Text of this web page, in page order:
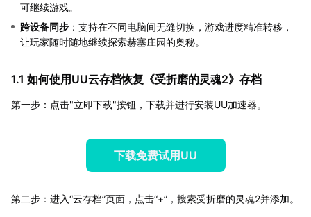
可继续游戏。
跨设备同步 ：支持在不同电脑间无缝切换，游戏进度精准转移，
让玩家随时随地继续探索赫塞庄园的奥秘。
1.1 如何使用UU云存档恢复《受折磨的灵魂2》存档
第一步：点击"立即下载"按钮，下载并进行安装UU加速器。
下载免费试用UU
第二步：进入“云存档”页面，点击“+”，搜索受折磨的灵魂2并添加。